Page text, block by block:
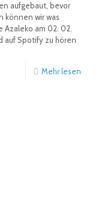
aufgebaut, bevor
können wir was
Azaleko am 02. 02.
auf Spotify zu hören
Mehr lesen